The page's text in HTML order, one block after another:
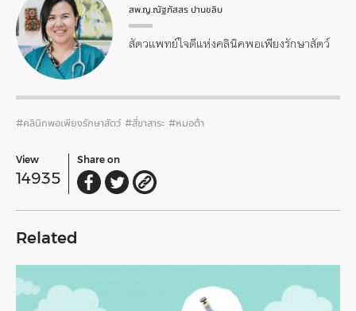
สพ.ญ.ณัฐภัสสร ปานขลิบ
สัตวแพทย์ใจดีแห่งคลินิคพอเพียงรักษาสัตว์
#คลินิกพอเพียงรักษาสัตว์ #สี่ขาสาระ #หมอต้า
View
14935
Share on
Related